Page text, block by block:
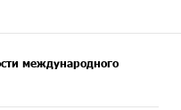
международного